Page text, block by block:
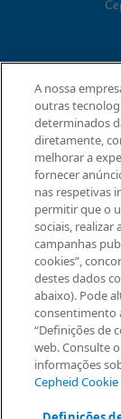
Termos
© 2026
Xpert®, e I-
A nossa
outras
determinados
diretamente,
melhorar a
fornecer
nas respetivas
permitir que o
sociais, realizar
campanhas
cookies”,
destes dados
abaixo). Pode
consentimento
“Definições de
web. Consulte
informações
Cepheid